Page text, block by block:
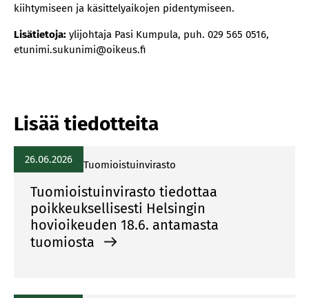
kiihtymiseen ja käsittelyaikojen pidentymiseen.
Lisätietoja: ylijohtaja Pasi Kumpula, puh. 029 565 0516,
etunimi.sukunimi@oikeus.fi
Lisää tiedotteita
26.06.2026 Tuomioistuinvirasto
Tuomioistuinvirasto tiedottaa
poikkeuksellisesti Helsingin
hovioikeuden 18.6. antamasta
tuomiosta